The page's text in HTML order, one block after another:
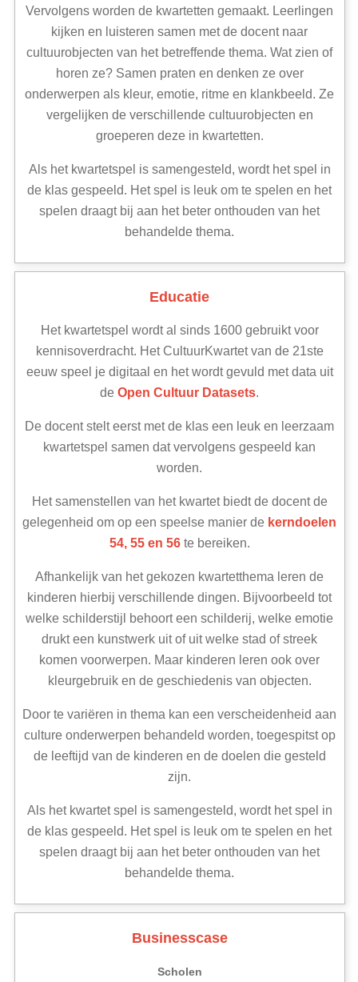
Vervolgens worden de kwartetten gemaakt. Leerlingen
kijken en luisteren samen met de docent naar
cultuurobjecten van het betreffende thema. Wat zien of
horen ze? Samen praten en denken ze over
onderwerpen als kleur, emotie, ritme en klankbeeld. Ze
vergelijken de verschillende cultuurobjecten en
groeperen deze in kwartetten.
Als het kwartetspel is samengesteld, wordt het spel in
de klas gespeeld. Het spel is leuk om te spelen en het
spelen draagt bij aan het beter onthouden van het
behandelde thema.
Educatie
Het kwartetspel wordt al sinds 1600 gebruikt voor
kennisoverdracht. Het CultuurKwartet van de 21ste
eeuw speel je digitaal en het wordt gevuld met data uit
deOpen Cultuur Datasets.
De docent stelt eerst met de klas een leuk en leerzaam
kwartetspel samen dat vervolgens gespeeld kan
worden.
Het samenstellen van het kwartet biedt de docent de
gelegenheid om op een speelse manier de kerndoelen
54, 55 en 56te bereiken.
Afhankelijk van het gekozen kwartetthema leren de
kinderen hierbij verschillende dingen. Bijvoorbeeld tot
welke schilderstijl behoort een schilderij, welke emotie
drukt een kunstwerk uit of uit welke stad of streek
komen voorwerpen. Maar kinderen leren ook over
kleurgebruik en de geschiedenis van objecten.
Door te variëren in thema kan een verscheidenheid aan
culture onderwerpen behandeld worden, toegespitst op
de leeftijd van de kinderen en de doelen die gesteld
zijn.
Als het kwartet spel is samengesteld, wordt het spel in
de klas gespeeld. Het spel is leuk om te spelen en het
spelen draagt bij aan het beter onthouden van het
behandelde thema.
Businesscase
Scholen